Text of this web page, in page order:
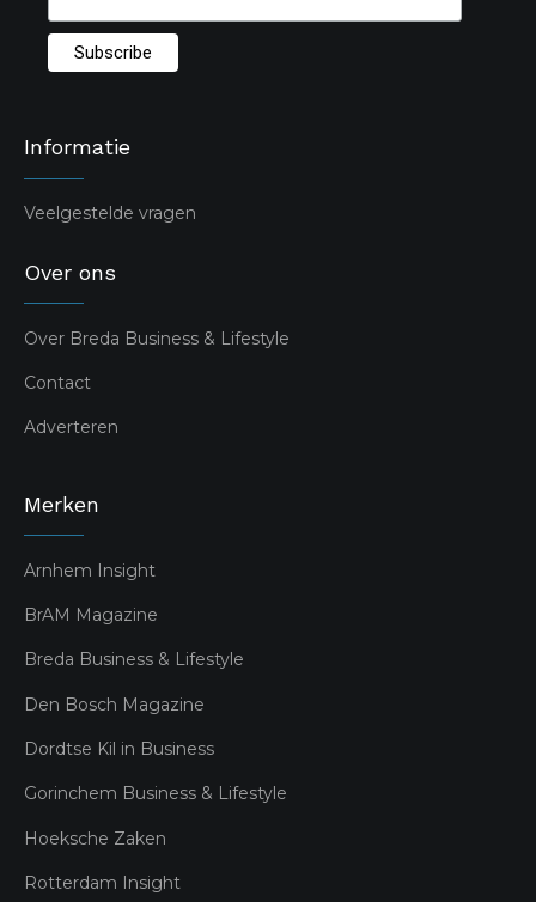
Informatie
Veelgestelde vragen
Over ons
Over Breda Business & Lifestyle
Contact
Adverteren
Merken
Arnhem Insight
BrAM Magazine
Breda Business & Lifestyle
Den Bosch Magazine
Dordtse Kil in Business
Gorinchem Business & Lifestyle
Hoeksche Zaken
Rotterdam Insight